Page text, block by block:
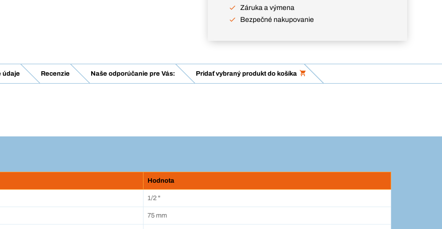
Záruka a výmena
Bezpečné nakupovanie
údaje Recenzie Naše odporúčanie pre Vás: Pridať vybraný produkt do košíka
Hodnota
1/2 "
75 mm